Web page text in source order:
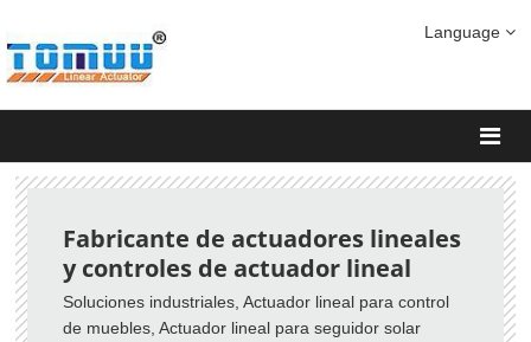
Language
Fabricante de actuadores lineales
y controles de actuador lineal
Soluciones industriales, Actuador lineal para control
de muebles, Actuador lineal para seguidor solar